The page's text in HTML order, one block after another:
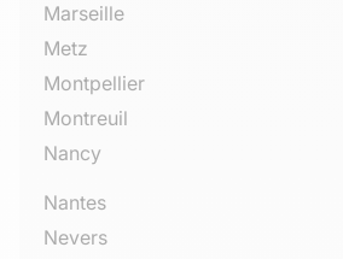
Marseille
Metz
Montpellier
Montreuil
Nancy
Nantes
Nevers